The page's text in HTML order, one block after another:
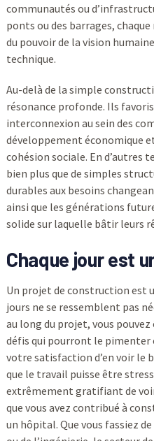
communautés ou
ponts ou des barrages,
du pouvoir de la vision
technique.
Au-delà de la simple
résonance profonde. Ils
interconnexion au sein des
développement économique
cohésion sociale. En d’autres
bien plus que de simples
durables aux besoins
ainsi que les générations
solide sur laquelle bâtir leurs
Chaque jour est
Un projet de construction est
jours ne se ressemblent pas
au long du projet, vous
défis qui pourront le pimenter
votre satisfaction d’en voir le
que le travail puisse être
extrêmement gratifiant de
que vous avez contribué à
un hôpital. Que vous fassiez